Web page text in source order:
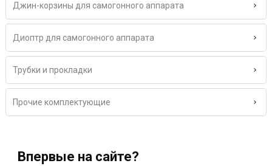
Джин-корзины для самогонного аппарата
Диоптр для самогонного аппарата
Трубки и прокладки
Прочие комплектующие
Впервые на сайте?